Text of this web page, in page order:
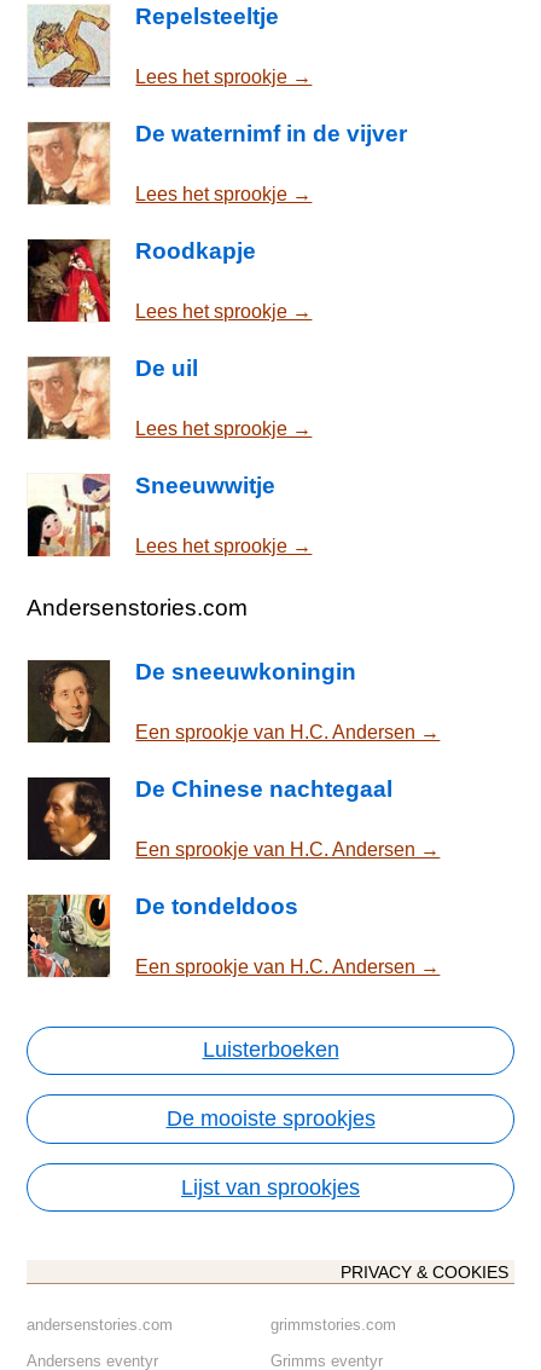
Repelsteeltje
Lees het sprookje →
De waternimf in de vijver
Lees het sprookje →
Roodkapje
Lees het sprookje →
De uil
Lees het sprookje →
Sneeuwwitje
Lees het sprookje →
Andersenstories.com
De sneeuwkoningin
Een sprookje van H.C. Andersen →
De Chinese nachtegaal
Een sprookje van H.C. Andersen →
De tondeldoos
Een sprookje van H.C. Andersen →
Luisterboeken
De mooiste sprookjes
Lijst van sprookjes
PRIVACY & COOKIES
andersenstories.com
Andersens eventyr
grimmstories.com
Grimms eventyr